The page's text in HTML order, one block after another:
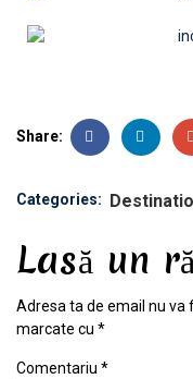
Share:
Categories:
Lasă un
Adresa ta de email nu va
marcate cu *
Comentariu *